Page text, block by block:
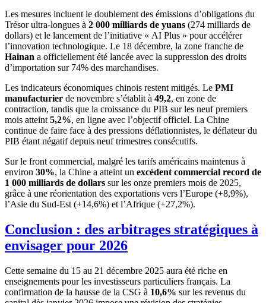
Les mesures incluent le doublement des émissions d’obligations du
Trésor ultra-longues à 2 000 milliards de yuans (274 milliards de
dollars) et le lancement de l’initiative « AI Plus » pour accélérer
l’innovation technologique. Le 18 décembre, la zone franche de
Hainan a officiellement été lancée avec la suppression des droits
d’importation sur 74% des marchandises.
Les indicateurs économiques chinois restent mitigés. Le PMI
manufacturier de novembre s’établit à 49,2, en zone de
contraction, tandis que la croissance du PIB sur les neuf premiers
mois atteint 5,2%, en ligne avec l’objectif officiel. La Chine
continue de faire face à des pressions déflationnistes, le déflateur du
PIB étant négatif depuis neuf trimestres consécutifs.
Sur le front commercial, malgré les tarifs américains maintenus à
environ 30%, la Chine a atteint un excédent commercial record de
1 000 milliards de dollars sur les onze premiers mois de 2025,
grâce à une réorientation des exportations vers l’Europe (+8,9%),
l’Asie du Sud-Est (+14,6%) et l’Afrique (+27,2%).
Conclusion : des arbitrages stratégiques à
envisager pour 2026
Cette semaine du 15 au 21 décembre 2025 aura été riche en
enseignements pour les investisseurs particuliers français. La
confirmation de la hausse de la CSG à 10,6% sur les revenus du